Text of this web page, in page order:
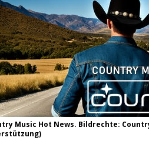
Music Hot News. Bildrechte: